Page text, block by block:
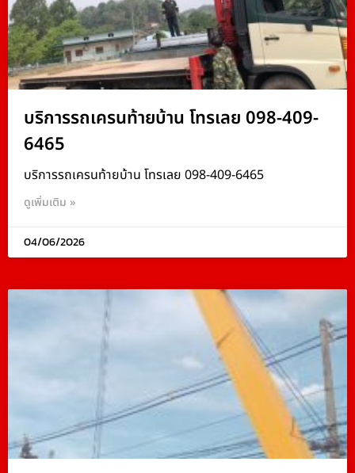
บริการรถเครนท้ายบ้าน โทรเลย 098-409-
6465
บริการรถเครนท้ายบ้าน โทรเลย 098-409-6465
ดูเพิ่มเติม »
04/06/2026